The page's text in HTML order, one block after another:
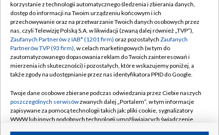
TVP
Abonament TVP
Emisja w TVP
Centrum informacji TVP
Naziemna Telewizja Cyfrowa
Rada Programowa
System NOS
Informacje o nadawcy
Regulamin TVP
Polityka prywatności
Moje zgody
Pomoc
Kontakt
korzystanie z technologii automatycznego śledzenia i zbierania danych,
dostęp do informacji na Twoim urządzeniu końcowym i ich
przechowywanie oraz na przetwarzanie Twoich danych osobowych przez
nas, czyli Telewizję Polską S.A. w likwidacji (zwaną dalej również „TVP”),
Zaufanych Partnerów z IAB* (1201 firm) oraz pozostałych Zaufanych
Partnerów TVP (93 firm), w celach marketingowych (w tym do
zautomatyzowanego dopasowania reklam do Twoich zainteresowań i
mierzenia ich skuteczności) i pozostałych, które wskazujemy poniżej, a
także zgody na udostępnianie przez nas identyfikatora PPID do Google.
Twoje dane osobowe zbierane podczas odwiedzania przez Ciebie naszych
poszczególnych serwisówzwanych dalej „Portalem”, w tym informacje
zapisywane za pomocą technologii takich jak: pliki cookie, sygnalizatory
WWW lub innych podobnych technologii umożliwiających świadczenie